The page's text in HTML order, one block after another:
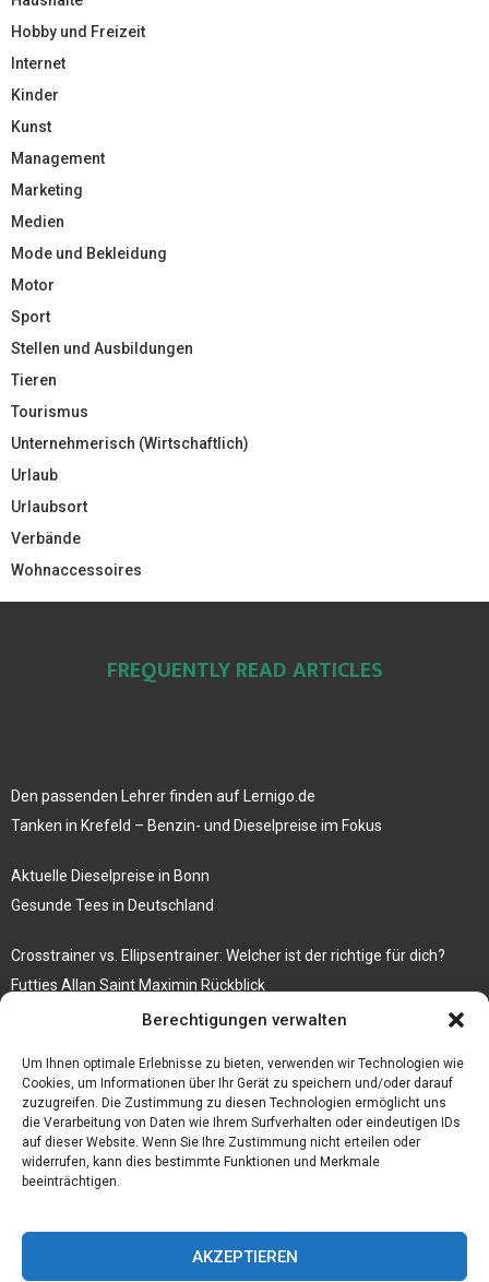
Berechtigungen verwalten
Um Ihnen optimale Erlebnisse zu bieten, verwenden wir Technologien wie
Cookies, um Informationen über Ihr Gerät zu speichern und/oder darauf
zuzugreifen. Die Zustimmung zu diesen Technologien ermöglicht uns
die Verarbeitung von Daten wie Ihrem Surfverhalten oder eindeutigen IDs
auf dieser Website. Wenn Sie Ihre Zustimmung nicht erteilen oder
widerrufen, kann dies bestimmte Funktionen und Merkmale
beeinträchtigen.
AKZEPTIEREN
Hobby und Freizeit
Internet
Kinder
Kunst
Management
Marketing
Medien
Mode und Bekleidung
Motor
Sport
Stellen und Ausbildungen
Tieren
Tourismus
Unternehmerisch (Wirtschaftlich)
Urlaub
Urlaubsort
Verbände
Wohnaccessoires
FREQUENTLY READ ARTICLES
Den passenden Lehrer finden auf Lernigo.de
Tanken in Krefeld – Benzin- und Dieselpreise im Fokus
Aktuelle Dieselpreise in Bonn
Gesunde Tees in Deutschland
Crosstrainer vs. Ellipsentrainer: Welcher ist der richtige für dich?
Futties Allan Saint Maximin Rückblick
Rosenbogen mit Tor Bestseller
Tische aus Gerüstbrettern